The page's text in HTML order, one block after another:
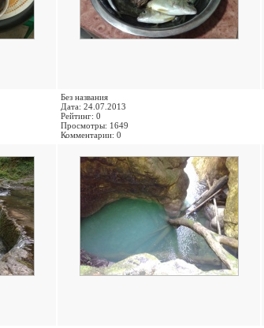
Без названия
Дата: 24.07.2013
Рейтинг: 0
Просмотры: 1649
Комментарии: 0